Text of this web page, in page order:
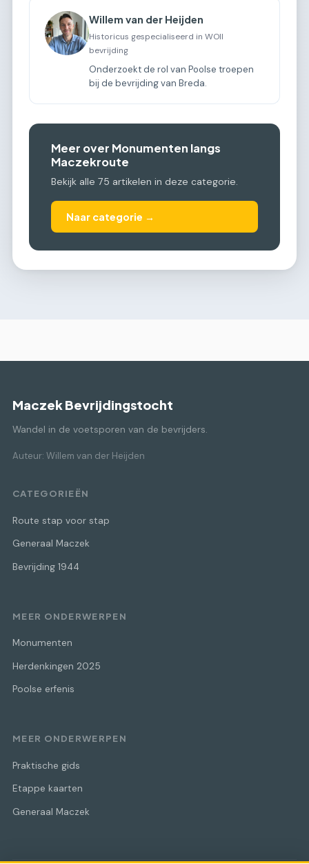
Willem van der Heijden
Historicus gespecialiseerd in WOII
bevrijding
Onderzoekt de rol van Poolse troepen
bij de bevrijding van Breda.
Meer over Monumenten langs
Maczekroute
Bekijk alle 75 artikelen in deze categorie.
Naar categorie →
Maczek Bevrijdingstocht
Wandel in de voetsporen van de bevrijders.
Auteur: Willem van der Heijden
CATEGORIEËN
Route stap voor stap
Generaal Maczek
Bevrijding 1944
MEER ONDERWERPEN
Monumenten
Herdenkingen 2025
Poolse erfenis
MEER ONDERWERPEN
Praktische gids
Etappe kaarten
Generaal Maczek